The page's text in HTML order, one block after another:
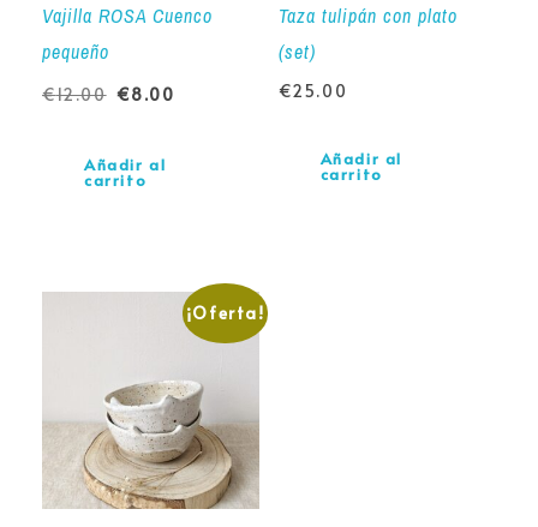
Vajilla ROSA Cuenco
pequeño
€12.00 €8.00
Añadir al
carrito
Taza tulipán con plato
(set)
€25.00
Añadir al
carrito
¡Oferta!